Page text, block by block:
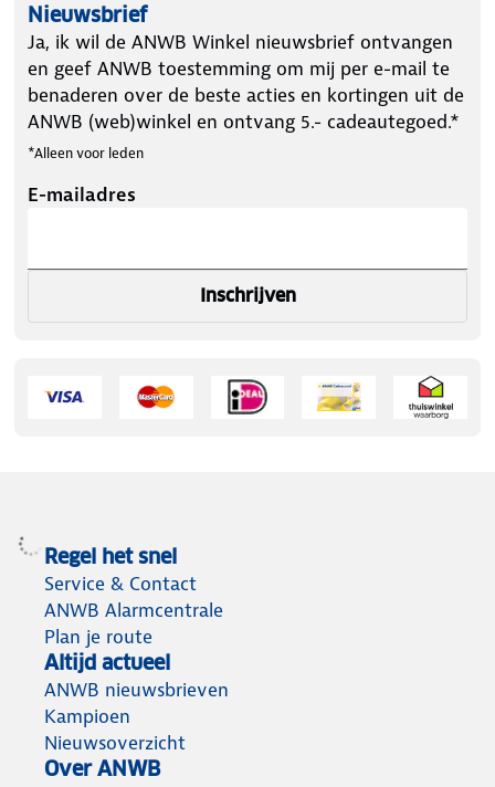
Nieuwsbrief
Ja, ik wil de ANWB Winkel nieuwsbrief ontvangen
en geef ANWB toestemming om mij per e-mail te
benaderen over de beste acties en kortingen uit de
ANWB (web)winkel en ontvang 5.- cadeautegoed.*
*Alleen voor leden
E-mailadres
Inschrijven
Regel het snel
Service & Contact
ANWB Alarmcentrale
Plan je route
Altijd actueel
ANWB nieuwsbrieven
Kampioen
Nieuwsoverzicht
Over ANWB